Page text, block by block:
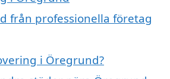
från professionella företag
i Öregrund?